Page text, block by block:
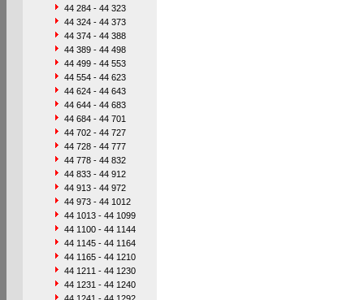
44 284 - 44 323
44 324 - 44 373
44 374 - 44 388
44 389 - 44 498
44 499 - 44 553
44 554 - 44 623
44 624 - 44 643
44 644 - 44 683
44 684 - 44 701
44 702 - 44 727
44 728 - 44 777
44 778 - 44 832
44 833 - 44 912
44 913 - 44 972
44 973 - 44 1012
44 1013 - 44 1099
44 1100 - 44 1144
44 1145 - 44 1164
44 1165 - 44 1210
44 1211 - 44 1230
44 1231 - 44 1240